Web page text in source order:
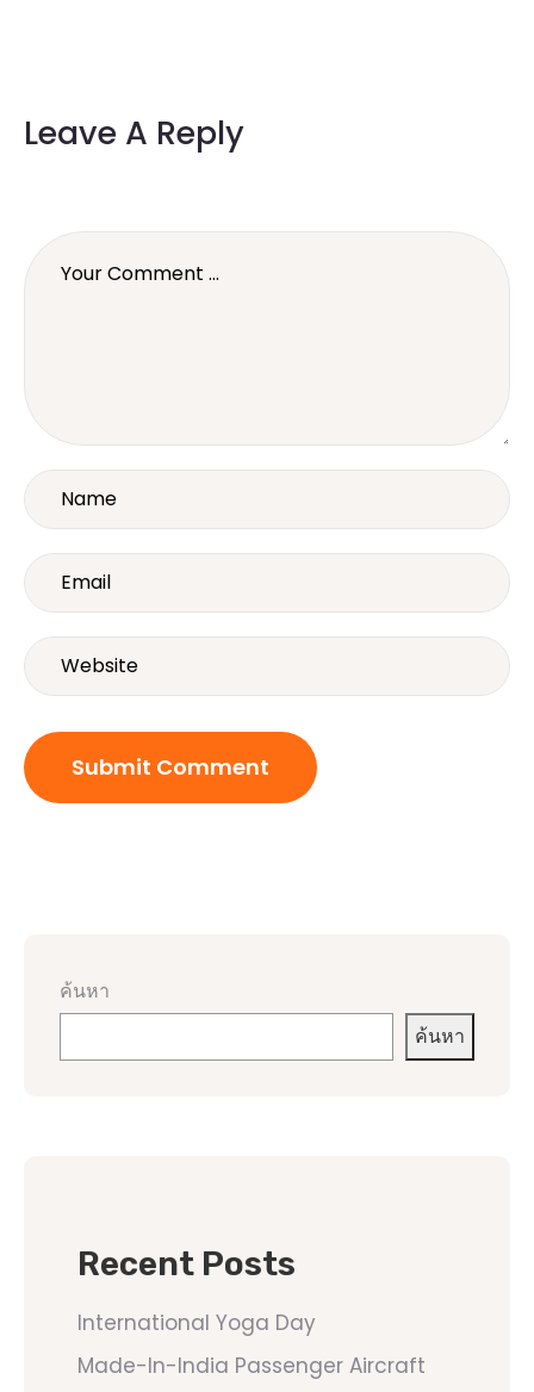
Leave A Reply
ค้นหา
ค้นหา
Recent Posts
International Yoga Day
Made-In-India Passenger Aircraft